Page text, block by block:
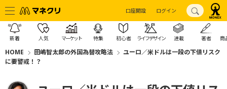
口座開設 ログイン
新着 人気 マーケット 特集 初心者 ライフデザイン 連載 著者 商
HOME 田嶋智太郎の外国為替攻略法
ユーロ／米ドルは一段の下値リスク
に要警戒！？